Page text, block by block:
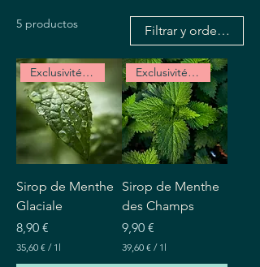
5 productos Filtrar y ordenar
Exclusivité Web
Sirop de Menthe
Glaciale
Precio
8,90 €
35,60 € / 1l
Exclusivité Web
Sirop de Menthe
des Champs
Precio
9,90 €
39,60 € / 1l